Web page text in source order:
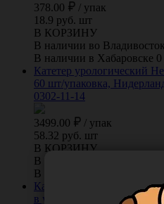
378.00 / упак
18.9 руб. шт
В КОРЗИНУ
В наличии во
В наличии в Хабаровске 0
Катетер урологический
60 шт/упаковка,
0302-11-14
3499.00 / упак
58.32 руб. шт
В КОРЗИНУ
В наличии во
В наличии в Хабаровске 0
Катетер урологический
в упаковке 60 шт.,